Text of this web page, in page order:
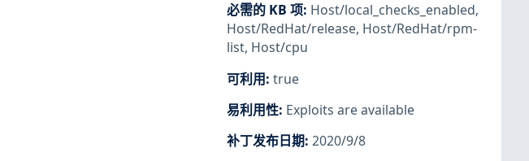
必需的 KB 项: Host/local_checks_enabled,
Host/RedHat/release, Host/RedHat/rpm-
list, Host/cpu
可利用: true
易利用性: Exploits are available
补丁发布日期: 2020/9/8